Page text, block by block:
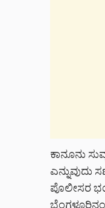
ಕಾನೂನು
ಎನ್ನುವುದು
ಪೊಲೀಸರ